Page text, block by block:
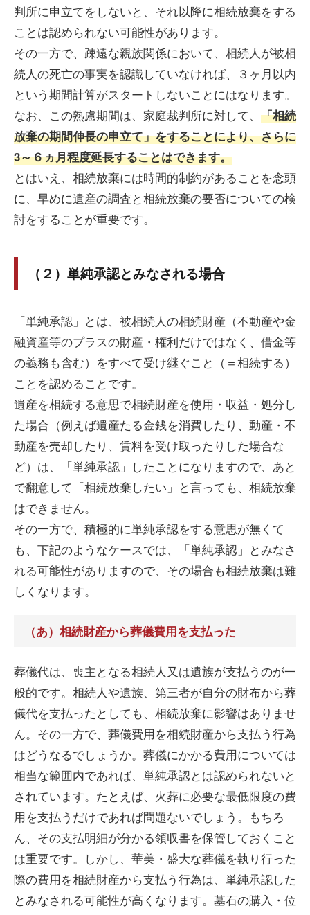
判所に申立てをしないと、それ以降に相続放棄をする
ことは認められない可能性があります。
その一方で、疎遠な親族関係において、相続人が被相
続人の死亡の事実を認識していなければ、３ヶ月以内
という期間計算がスタートしないことにはなります。
なお、この熟慮期間は、家庭裁判所に対して、 「相続
放棄の期間伸長の申立て」をすることにより、さらに
3～６ヵ月程度延長することはできます。
とはいえ、相続放棄には時間的制約があることを念頭
に、早めに遺産の調査と相続放棄の要否についての検
討をすることが重要です。
（２）単純承認とみなされる場合
「単純承認」とは、被相続人の相続財産（不動産や金
融資産等のプラスの財産・権利だけではなく、借金等
の義務も含む）をすべて受け継ぐこと（＝相続する）
ことを認めることです。
遺産を相続する意思で相続財産を使用・収益・処分し
た場合（例えば遺産たる金銭を消費したり、動産・不
動産を売却したり、賃料を受け取ったりした場合な
ど）は、「単純承認」したことになりますので、あと
で翻意して「相続放棄したい」と言っても、相続放棄
はできません。
その一方で、積極的に単純承認をする意思が無くて
も、下記のようなケースでは、「単純承認」とみなさ
れる可能性がありますので、その場合も相続放棄は難
しくなります。
（あ）相続財産から葬儀費用を支払った
葬儀代は、喪主となる相続人又は遺族が支払うのが一
般的です。相続人や遺族、第三者が自分の財布から葬
儀代を支払ったとしても、相続放棄に影響はありませ
ん。その一方で、葬儀費用を相続財産から支払う行為
はどうなるでしょうか。葬儀にかかる費用については
相当な範囲内であれば、単純承認とは認められないと
されています。たとえば、火葬に必要な最低限度の費
用を支払うだけであれば問題ないでしょう。もちろ
ん、その支払明細が分かる領収書を保管しておくこと
は重要です。しかし、華美・盛大な葬儀を執り行った
際の費用を相続財産から支払う行為は、単純承認した
とみなされる可能性が高くなります。墓石の購入・位